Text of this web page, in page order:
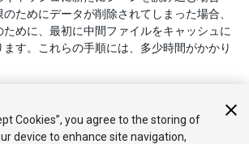
ためにデータが削除されてしまった場合、
めに、最初に中間ファイルをキャッシュに
す。これらの手順には、多少時間がかかり
Cookies”, you agree to the storing of
device to enhance site navigation,